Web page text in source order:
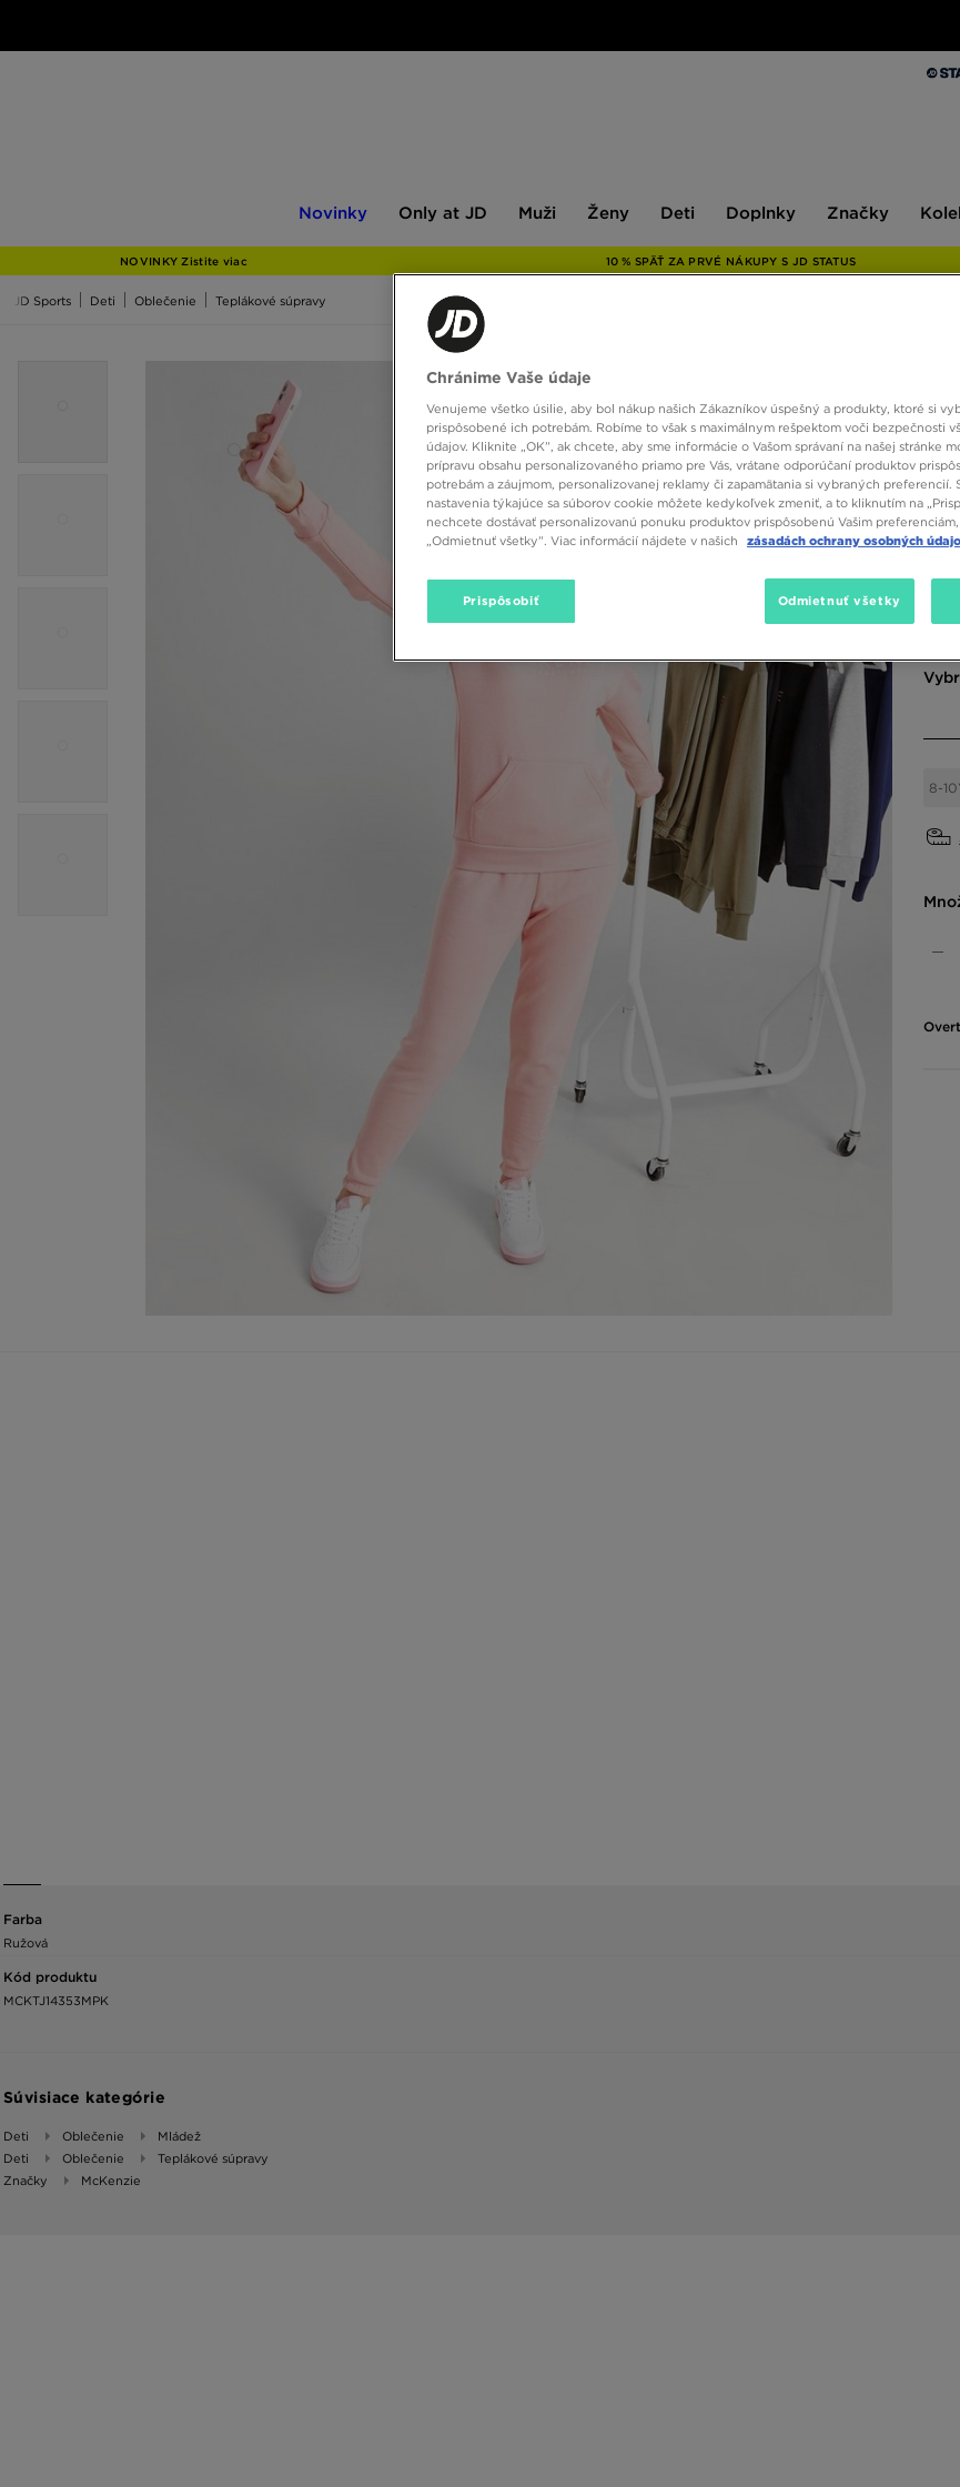
Novinky
JD
Only at JD Muži Ženy Deti Doplnky Značky
NOVINKY Zistite viac 10 % SPÄŤ ZA PRVÉ NÁKUPY S JD STATUS
JD Sports Deti Oblečenie Teplákové súpravy
8-
Farba
Ružová
Kód produktu
MCKTJ14353MPK
Súvisiace kategórie
Deti Oblečenie
Mládež
Deti
Oblečenie
Teplákové súpravy
Značky
McKenzie
Chránime Vaše údaje
Venujeme všetko úsilie, aby bol nákup našich Zákazníkov úspešný a produkty, ktoré si
prispôsobené ich potrebám. Robíme to však s maximálnym rešpektom voči bezpečnosti
údajov. Kliknite „OK”, ak chcete, aby sme informácie o Vašom správaní na našej stránke
prípravu obsahu personalizovaného priamo pre Vás, vrátane odporúčaní produktov
potrebám a záujmom, personalizovanej reklamy či zapamätania si vybraných preferencií.
nastavenia týkajúce sa súborov cookie môžete kedykoľvek zmeniť, a to kliknutím na
nechcete dostávať personalizovanú ponuku produktov prispôsobenú Vašim
„Odmietnuť všetky”. Viac informácií nájdete v našich
zásadách ochrany osobných
Prispôsobiť Odmietnuť všetky